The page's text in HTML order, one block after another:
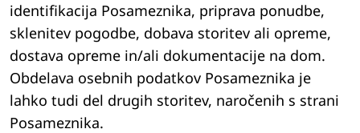
identifikacija Posameznika, priprava ponudbe,
sklenitev pogodbe, dobava storitev ali opreme,
dostava opreme in/ali dokumentacije na dom.
Obdelava osebnih podatkov Posameznika je
lahko tudi del drugih storitev, naročenih s strani
Posameznika.